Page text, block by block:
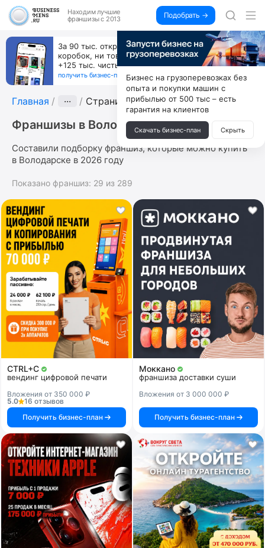
Находим лучшие
франшизы с 2013
Подобрать →
За 90 тыс. открой магазин на Авито, дома ни
коробок, ни товара, ни склада, зато каждый месяц
+125 тыс. чистыми
получить бизнес-план ↓
Главная ··· Страница 5
Франшизы в Володарске
Составили подборку франшиз, которые можно купить
в Володарске в 2026 году
Показано франшиз: 29 из 289
CTRL+C
вендинг цифровой печати
Вложения от 350 000 ₽
5.0
16 отзывов
Получить бизнес-план
Моккано
франшиза доставки суши
Вложения от 3 000 000 ₽
Получить бизнес-план
Бизнес на грузоперевозках без
опыта и покупки машин с
прибылью от 500 тыс – есть
гарантия на клиентов
Скачать бизнес-план Скрыть